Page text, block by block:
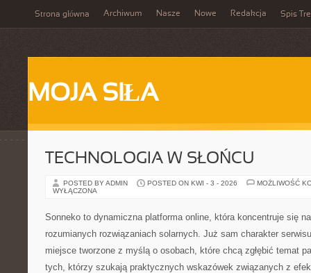
Strona główna Archiwum Nasze Nowe Redakcja Spis
MOJA SIŁA
TECHNOLOGIA W SŁOŃCU
POSTED BY ADMIN POSTED ON KWI - 3 - 2026
MOŻLIWOŚĆ
WYŁĄCZONA
Sonneko to dynamiczna platforma online, która koncentruje się
rozumianych rozwiązaniach solarnych. Już sam charakter
miejsce tworzone z myślą o osobach, które chcą zgłębić temat
tych, którzy szukają praktycznych wskazówek związanych z